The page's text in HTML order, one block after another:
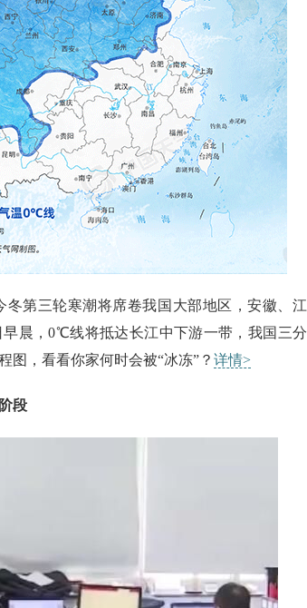
冬第三轮寒潮将席卷我国大部地区，安徽、江
晨，0℃线将抵达长江中下游一带，我国三分
图，看看你家何时会被“冰冻”？ 详情>
段